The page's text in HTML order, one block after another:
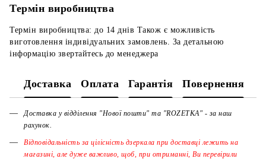
Термін виробництва
Термін виробництва: до 14 днів Також є можливість
виготовлення індивідуальних замовлень. За детальною
інформацію звертайтесь до менеджера
Доставка Оплата Гарантія Повернення
Доставка у відділення "Нової пошти" та "ROZETKA" - за наш
рахунок.
Відповідальність за цілісність дзеркала при доставці лежить на
магазині, але дуже важливо, щоб, при отриманні, Ви перевірили